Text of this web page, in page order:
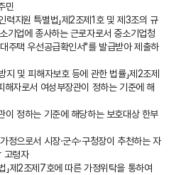
민
력지원 특별법」제2조제1호 및 제3조의 규
기업에 종사하는 근로자로서 중소기업청
주택 우선공급확인서"를 발급받아 제출하
지 및 피해자보호 등에 관한 법률」제2조제
해자로서 여성부장관이 정하는 기준에 해
정하는 기준에 해당하는 보호대상 한부
정으로서 시장·군수·구청장이 추천하는 자
령자
」제2조제7호에 따른 가정위탁을 통하여